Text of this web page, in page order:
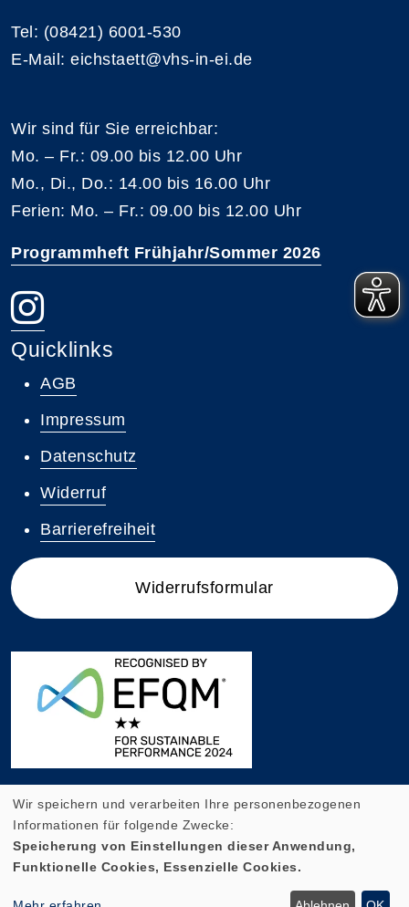
Tel: (08421) 6001-530
E-Mail: eichstaett@vhs-in-ei.de
Wir sind für Sie erreichbar:
Mo. – Fr.: 09.00 bis 12.00 Uhr
Mo., Di., Do.: 14.00 bis 16.00 Uhr
Ferien: Mo. – Fr.: 09.00 bis 12.00 Uhr
Programmheft Frühjahr/Sommer 2026
Quicklinks
AGB
Impressum
Datenschutz
Widerruf
Barrierefreiheit
Widerrufsformular
Cookie Einstellungen
Wir speichern und verarbeiten Ihre personenbezogenen
Informationen für folgende Zwecke:
Speicherung von Einstellungen dieser Anwendung,
Funktionelle Cookies, Essenzielle Cookies.